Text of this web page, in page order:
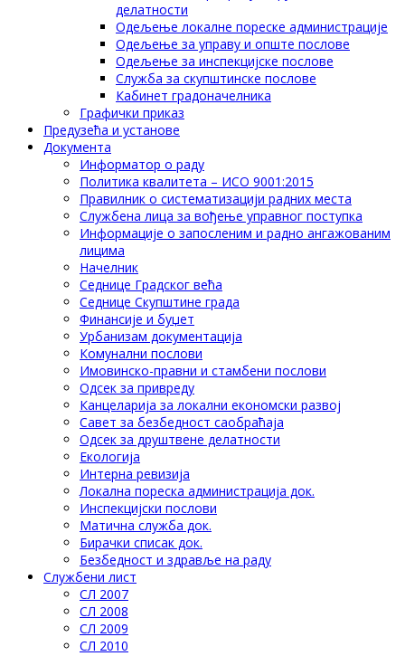
делатности
Одељење локалне пореске администрације
Одељење за управу и опште послове
Одељење за инспекцијске послове
Служба за скупштинске послове
Кабинет градоначелника
Графички приказ
Предузећа и установе
Документа
Информатор о раду
Политика квалитета – ИСО 9001:2015
Правилник о систематизацији радних места
Службена лица за вођење управног поступка
Информације о запосленим и радно ангажованим
лицима
Начелник
Седнице Градског већа
Седнице Скупштине града
Финансије и буџет
Урбанизам документација
Комунални послови
Имовинско-правни и стамбени послови
Одсек за привреду
Канцеларија за локални економски развој
Савет за безбедност саобраћаја
Одсек за друштвене делатности
Eкологија
Интерна ревизија
Локална пореска администрација док.
Инспекцијски послови
Матична служба док.
Бирачки списак док.
Безбедност и здравље на раду
Службени лист
СЛ 2007
СЛ 2008
СЛ 2009
СЛ 2010